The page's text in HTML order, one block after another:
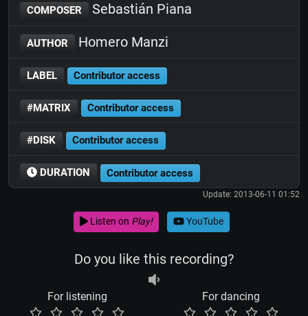
COMPOSER Sebastián Piana
AUTHOR Homero Manzi
LABEL Contributor access
#MATRIX Contributor access
#DISK Contributor access
DURATION Contributor access
Update: 2013-06-11 01:52
Listen on Play! YouTube
Do you like this recording?
For listening For dancing